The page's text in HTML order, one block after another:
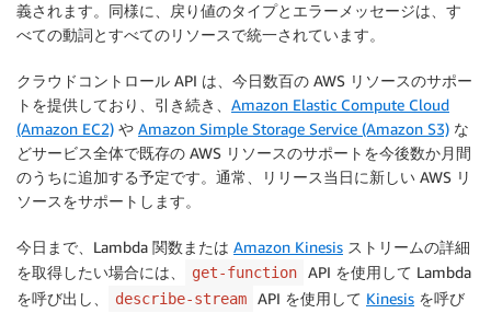
義されます。同様に、戻り値のタイプとエラーメッセージは、す
べての動詞とすべてのリソースで統一されています。
クラウドコントロール API は、今日数百の AWS リソースのサポー
トを提供しており、引き続き、 Amazon Elastic Compute Cloud
(Amazon EC2) や Amazon Simple Storage Service (Amazon S3) な
どサービス全体で既存の AWS リソースのサポートを今後数か月間
のうちに追加する予定です。通常、リリース当日に新しい AWS リ
ソースをサポートします。
今日まで、 Lambda 関数または Amazon Kinesis ストリームの詳細
を取得したい場合には、
get-function
API を使用して Lambda
を呼び出し、
describe-stream API を使用して Kinesis を呼び